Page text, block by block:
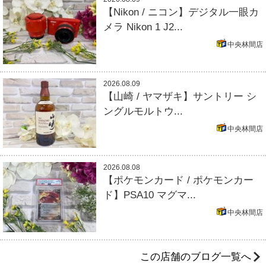
【Nikon / ニコン】デジタル一眼カ
メラ Nikon 1 J2...
中央林間店
2026.08.09
【山崎 / ヤマザキ】サントリー シ
ングルモルトウ...
中央林間店
2026.08.08
【ポケモンカード / ポケモンカー
ド】PSA10 マグマ...
中央林間店
この店舗のブログ一覧へ